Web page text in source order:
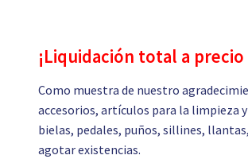
¡Liquidación total a
Como muestra de nuestro
accesorios, artículos para la limpieza
bielas, pedales, puños, sillines,
agotar existencias.